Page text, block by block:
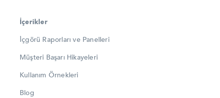
İçerikler
İçgörü Raporları ve Panelleri
Müşteri Başarı Hikayeleri
Kullanım Örnekleri
Blog